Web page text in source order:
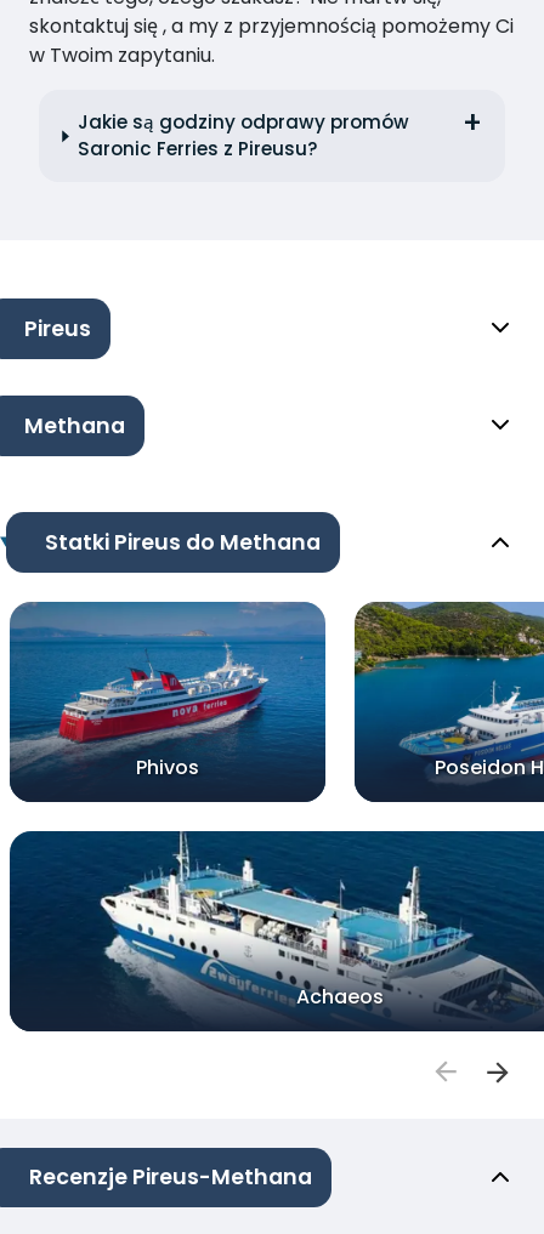
skontaktuj się , a my z przyjemnością pomożemy Ci
w Twoim zapytaniu.
Jakie są godziny odprawy promów
Saronic Ferries z Pireusu?
Pireus
Methana
Statki Pireus do Methana
Phivos Poseidon
Achaeos
Recenzje Pireus-Methana